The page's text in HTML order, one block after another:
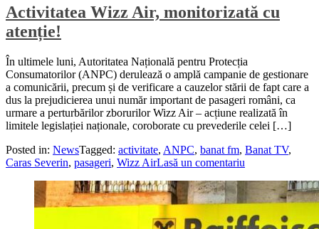
Activitatea Wizz Air, monitorizată cu
atenție!
În ultimele luni, Autoritatea Națională pentru Protecția
Consumatorilor (ANPC) derulează o amplă campanie de gestionare
a comunicării, precum și de verificare a cauzelor stării de fapt care a
dus la prejudicierea unui număr important de pasageri români, ca
urmare a perturbărilor zborurilor Wizz Air – acțiune realizată în
limitele legislației naționale, coroborate cu prevederile celei […]
Posted in: NewsTagged: activitate, ANPC, banat fm, Banat TV,
Caras Severin, pasageri, Wizz AirLasă un comentariu